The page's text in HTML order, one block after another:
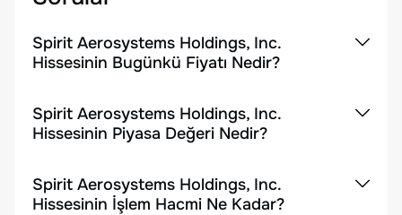
Spirit Aerosystems Holdings, Inc.
Hissesinin Bugünkü Fiyatı Nedir?
Spirit Aerosystems Holdings, Inc.
Hissesinin Piyasa Değeri Nedir?
Spirit Aerosystems Holdings, Inc.
Hissesinin İşlem Hacmi Ne Kadar?